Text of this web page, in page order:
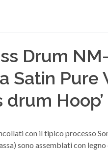
Drum
Satin
Hoop’
con il tipico processo
sono assemblati con legno